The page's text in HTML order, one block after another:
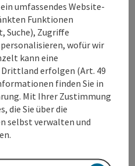
umfassendes Website-
Funktionen
Suche), Zugriffe
wofür wir
kann eine
erfolgen (Art. 49
finden Sie in
Mit Ihrer Zustimmung
die Sie über die
selbst verwalten und